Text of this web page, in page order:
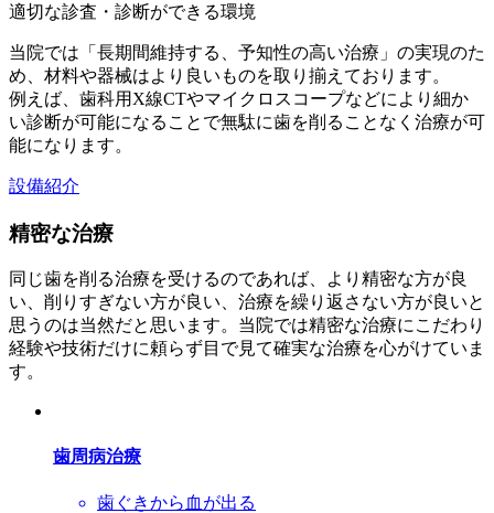
適切な診査・診断ができる環境
当院では「長期間維持する、予知性の高い治療」の実現のた
め、材料や器械はより良いものを取り揃えております。
例えば、歯科用X線CTやマイクロスコープなどにより細か
い診断が可能になることで無駄に歯を削ることなく治療が可
能になります。
設備紹介
精密な治療
同じ歯を削る治療を受けるのであれば、より精密な方が良
い、削りすぎない方が良い、治療を繰り返さない方が良いと
思うのは当然だと思います。当院では精密な治療にこだわり
経験や技術だけに頼らず目で見て確実な治療を心がけていま
す。
歯周病治療
歯ぐきから血が出る